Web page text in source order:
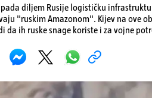
diljem Rusije logističku
"ruskim Amazonom". Kijev na ove
da ih ruske snage koriste i za vojne
poštanske i logističke infrastrukture
teritorij i približe običnim građanima.